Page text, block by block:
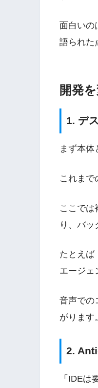
面白いの
語られた
開発
1. デ
まず本体
これまで
ここでは
り、バッ
たとえば
エージェ
音声での
がります。
2.
「IDEは